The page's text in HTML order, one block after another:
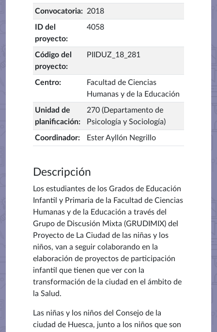
Convocatoria: 2018
ID del
proyecto:
4058
Código del
proyecto:
PIIDUZ_18_281
Centro:
Facultad de Ciencias
Humanas y de la Educación
Unidad de
planificación:
270 (Departamento de
Psicología y Sociología)
Coordinador: Ester Ayllón Negrillo
Descripción
Los estudiantes de los Grados de Educación
Infantil y Primaria de la Facultad de Ciencias
Humanas y de la Educación a través del
Grupo de Discusión Mixta (GRUDIMIX) del
Proyecto de La Ciudad de las niñas y los
niños, van a seguir colaborando en la
elaboración de proyectos de participación
infantil que tienen que ver con la
transformación de la ciudad en el ámbito de
la Salud.
Las niñas y los niños del Consejo de la
ciudad de Huesca, junto a los niños que son